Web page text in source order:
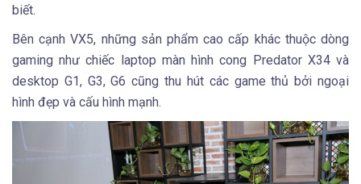
biết.
Bên cạnh VX5, những sản phẩm cao cấp khác thuộc dòng
gaming như chiếc laptop màn hình cong Predator X34 và
desktop G1, G3, G6 cũng thu hút các game thủ bởi ngoại
hình đẹp và cấu hình mạnh.